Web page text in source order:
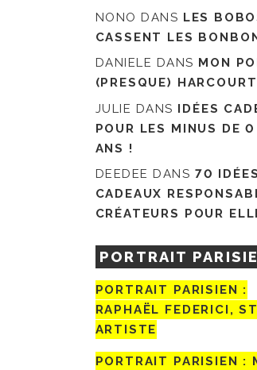
NONO DANS LES
CASSENT LES
DANIELE DANS MON
(PRESQUE) HARCOURT
JULIE DANS IDÉES
POUR LES MINUS DE
ANS !
DEEDEE DANS 70 IDÉES
CADEAUX
CRÉATEURS POUR
PORTRAIT
PORTRAIT PARISIEN :
RAPHAËL FEDERICI,
ARTISTE
PORTRAIT PARISIEN :